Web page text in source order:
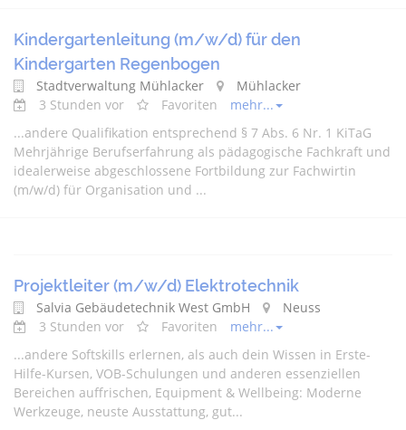
Kindergartenleitung (m/w/d) für den
Kindergarten Regenbogen
Stadtverwaltung Mühlacker
Mühlacker
3 Stunden vor
Favoriten
mehr...
...andere Qualifikation entsprechend § 7 Abs. 6 Nr. 1 KiTaG
Mehrjährige Berufserfahrung als pädagogische Fachkraft und
idealerweise abgeschlossene Fortbildung zur Fachwirtin
(m/w/d) für Organisation und ...
Projektleiter (m/w/d) Elektrotechnik
Salvia Gebäudetechnik West GmbH
Neuss
3 Stunden vor
Favoriten
mehr...
...andere Softskills erlernen, als auch dein Wissen in Erste-
Hilfe-Kursen, VOB-Schulungen und anderen essenziellen
Bereichen auffrischen, Equipment & Wellbeing: Moderne
Werkzeuge, neuste Ausstattung, gut...